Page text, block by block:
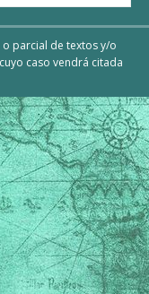
parcial de textos y/o
caso vendrá citada